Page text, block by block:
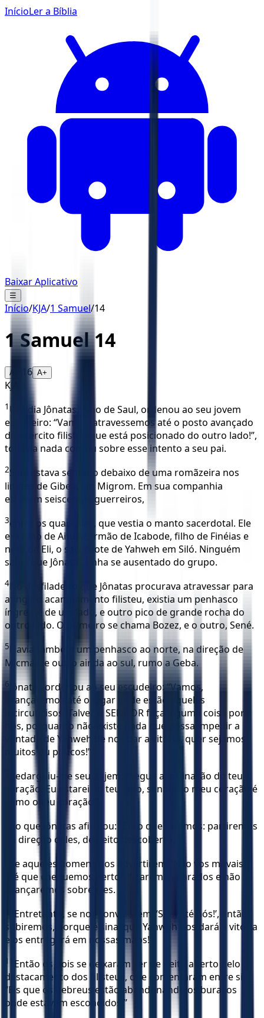
InícioLer a Bíblia
Baixar Aplicativo
☰
Início/KJA/1 Samuel/14
1 Samuel14
A- 16 A+
KJA
1 Um dia Jônatas, filho de Saul, ordenou ao seu jovem
escudeiro: “Vamos, atravessemos até o posto avançado
do exercito filisteu que está posicionado do outro lado!”,
todavia nada contou sobre esse intento a seu pai.
2Saul estava sentado debaixo de uma romãzeira nos
limites de Gibeá, em Migrom. Em sua companhia
estavam seiscentos guerreiros,
3entre os quais Aías, que vestia o manto sacerdotal. Ele
era filho de Aitube, irmão de Icabode, filho de Finéias e
neto de Eli, o sacerdote de Yahweh em Siló. Ninguém
sabia que Jônatas tinha se ausentado do grupo.
4
No desfiladeiro que Jônatas procurava atravessar para
atingir o acampamento filisteu, existia um penhasco
íngreme de um lado, e outro pico de grande rocha do
outro lado. O primeiro se chama Bozez, e o outro, Sené.
5
Havia também um penhasco ao norte, na direção de
Micmás, e outro ainda ao sul, rumo a Geba.
6
Jônatas ordenou ao seu escudeiro: “Vamos,
avançaremos até o lugar onde estão aqueles
incircuncisos. Talvez o SENHOR faça alguma coisa por
nós, porquanto não existe nada que possa impedir a
vontade de Yahweh de nos dar a vitória, quer sejamos
muitos ou poucos!”
Redargüiu-lhe seu pajem: “Segue a inclinação do teu
coração. Eu estarei ao teu lado, senhor: o meu coração é
como o teu coração!”
Ao que Jônatas afirmou: “Eis o que faremos: partiremos
na direção deles, de peito descoberto.
Se aqueles homens nos advertirem: ‘Não vos movais
até que cheguemos perto!’, ficaremos parados e não
avançaremos sobre eles.
Entretanto, se nos convidarem: ‘Subi até nós!’, então
subiremos, porque é sinal que Yahweh nos dará a vitória
e os entregará em nossas mãos!”
11
Então os dois se deixaram ver de peito aberto pelo
destacamento dos filisteus, que comentaram entre si:
“Eis que os hebreus estão abandonando os buracos
onde estavam escondidos!”